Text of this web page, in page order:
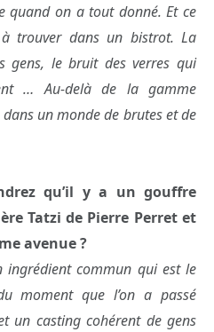
quand on a tout donné. Et ce
trouver dans un bistrot. La
gens, le bruit des verres qui
… Au-delà de la gamme
un monde de brutes et de
qu’il y a un gouffre
Tatzi de Pierre Perret et
avenue ?
ingrédient commun qui est le
moment que l’on a passé
un casting cohérent de gens